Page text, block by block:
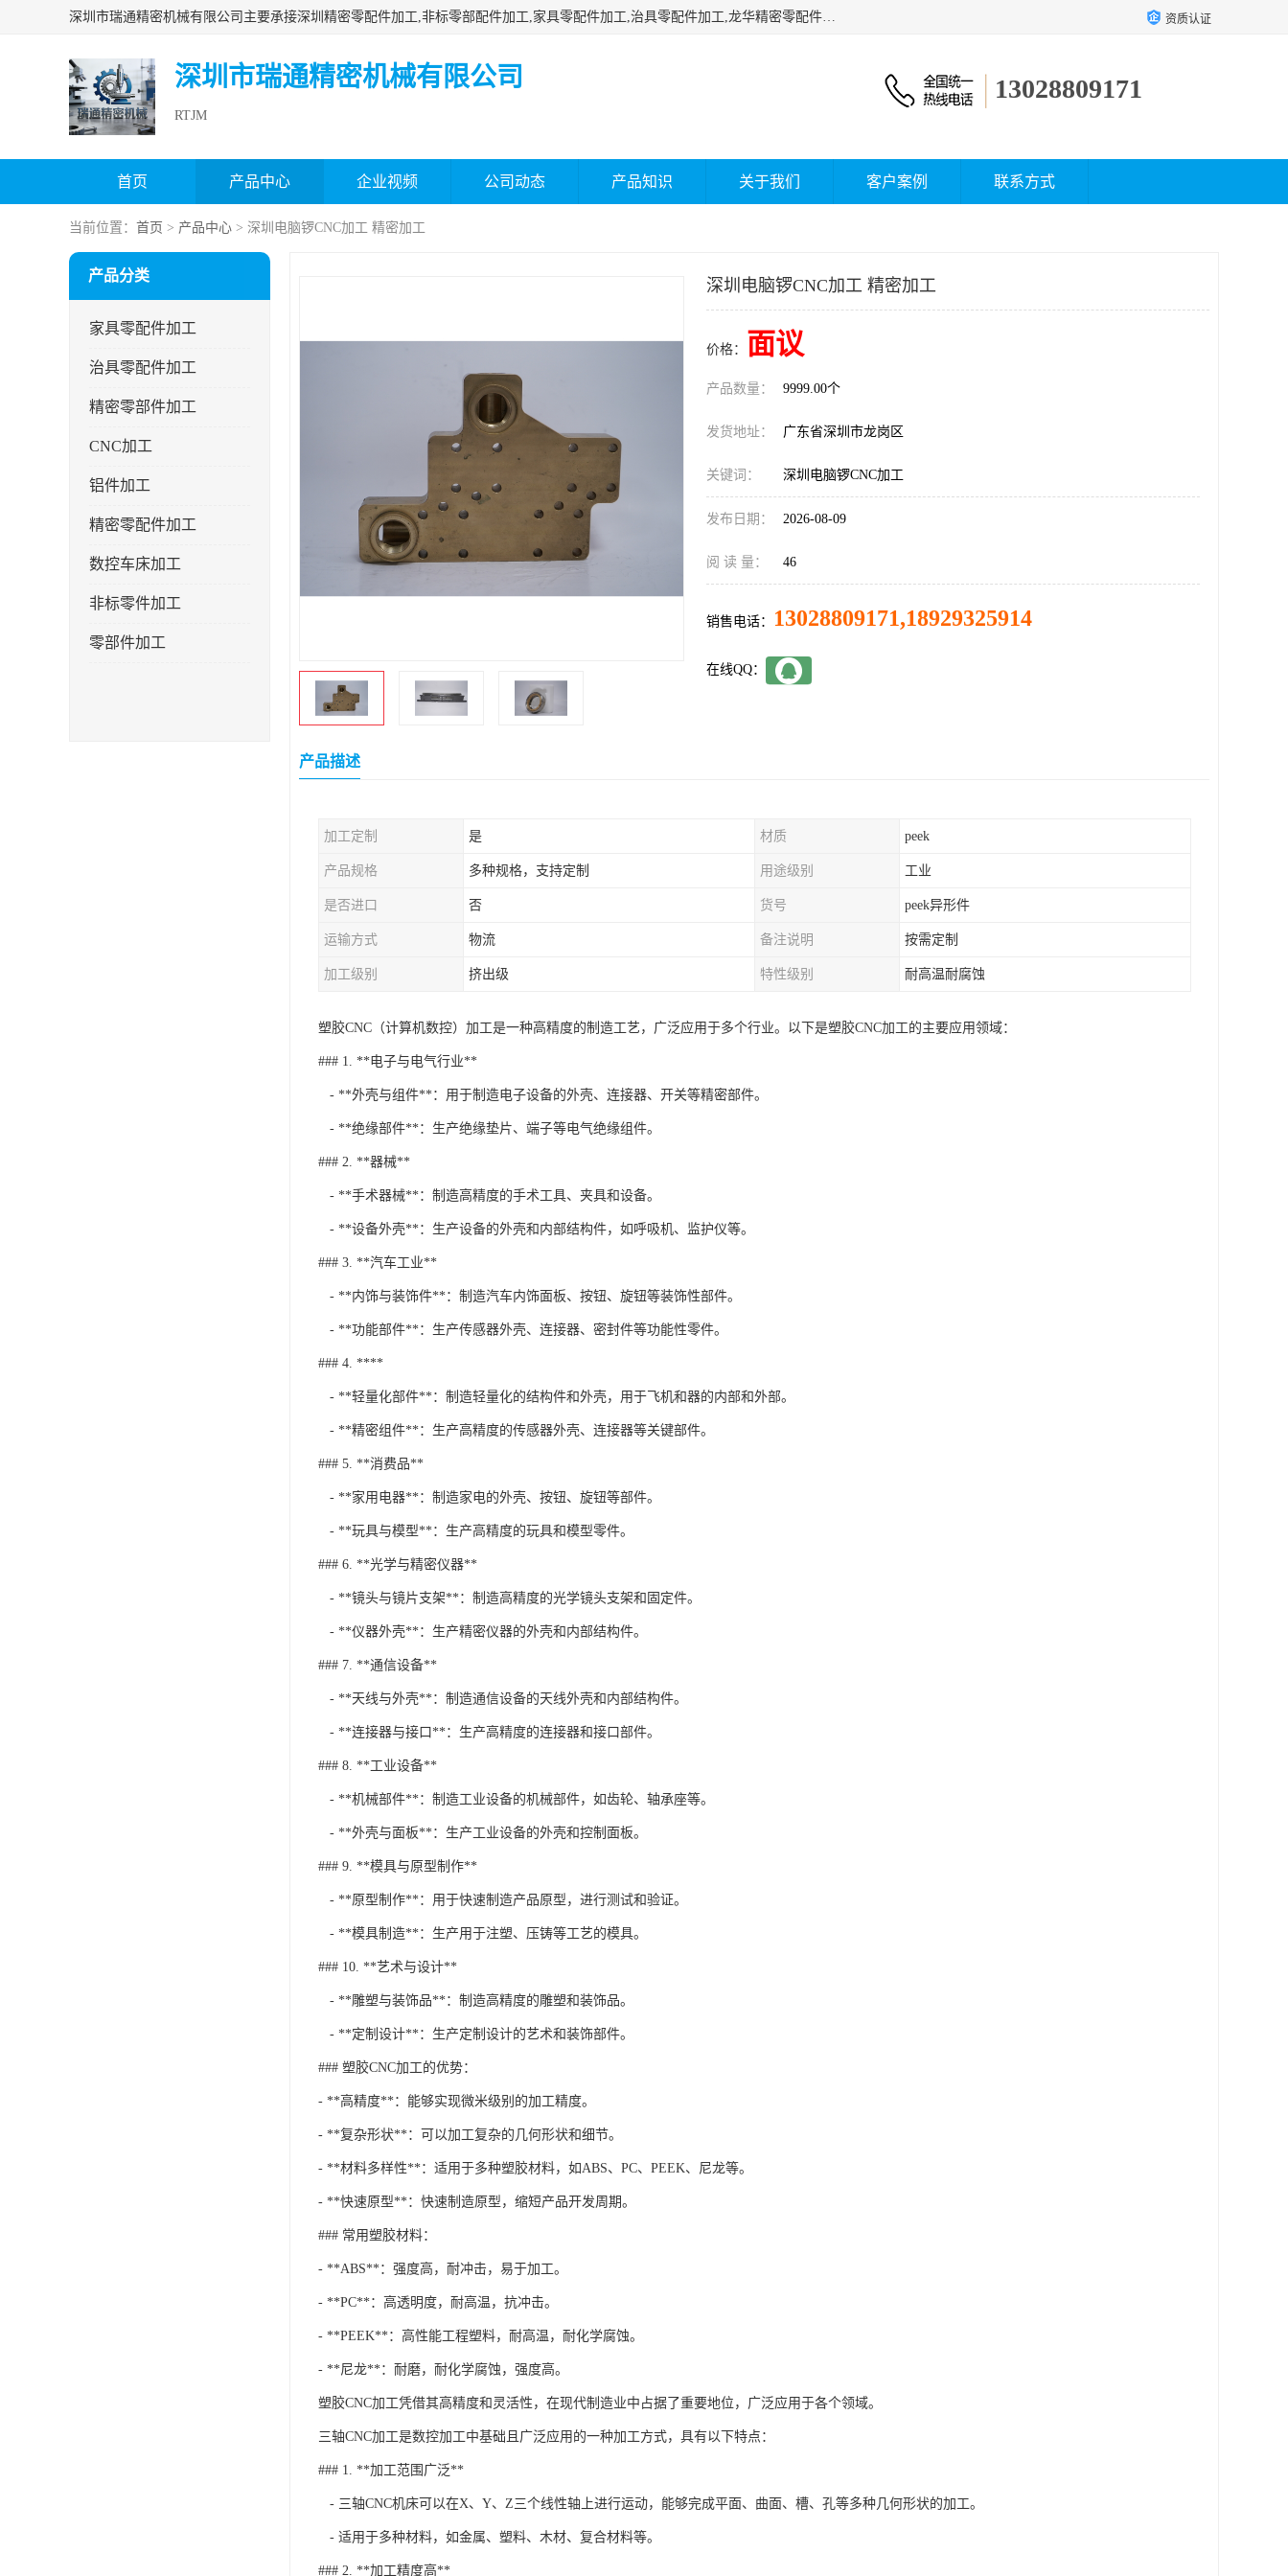
深圳市瑞通精密机械有限公司主要承接深圳精密零配件加工,非标零部配件加工,家具零配件加工,治具零配件加工,龙华精密零配件加工等各种各种精密机械加工，欢迎来来电咨询！ 资质认证
深圳市瑞通精密机械有限公司
RTJM
13028809171
首页 产品中心 企业视频 公司动态 产品知识 关于我们 客户案例 联系方式
当前位置： 首页 > 产品中心 > 深圳电脑锣CNC加工 精密加工
产品分类
家具零配件加工
治具零配件加工
精密零部件加工
CNC加工
铝件加工
精密零配件加工
数控车床加工
非标零件加工
零部件加工
深圳电脑锣CNC加工 精密加工
价格： 面议
产品数量： 9999.00个
发货地址： 广东省深圳市龙岗区
关键词： 深圳电脑锣CNC加工
发布日期： 2026-08-09
阅 读 量： 46
销售电话： 13028809171,18929325914
在线QQ：
产品描述
加工定制 是 材质 peek
产品规格 多种规格，支持定制 用途级别 工业
是否进口 否 货号 peek异形件
运输方式 物流 备注说明 按需定制
加工级别 挤出级 特性级别 耐高温耐腐蚀
塑胶CNC（计算机数控）加工是一种高精度的制造工艺，广泛应用于多个行业。以下是塑胶CNC加工的主要应用领域：
### 1. **电子与电气行业**
- **外壳与组件**：用于制造电子设备的外壳、连接器、开关等精密部件。
- **绝缘部件**：生产绝缘垫片、端子等电气绝缘组件。
### 2. **器械**
- **手术器械**：制造高精度的手术工具、夹具和设备。
- **设备外壳**：生产设备的外壳和内部结构件，如呼吸机、监护仪等。
### 3. **汽车工业**
- **内饰与装饰件**：制造汽车内饰面板、按钮、旋钮等装饰性部件。
- **功能部件**：生产传感器外壳、连接器、密封件等功能性零件。
### 4. ****
- **轻量化部件**：制造轻量化的结构件和外壳，用于飞机和器的内部和外部。
- **精密组件**：生产高精度的传感器外壳、连接器等关键部件。
### 5. **消费品**
- **家用电器**：制造家电的外壳、按钮、旋钮等部件。
- **玩具与模型**：生产高精度的玩具和模型零件。
### 6. **光学与精密仪器**
- **镜头与镜片支架**：制造高精度的光学镜头支架和固定件。
- **仪器外壳**：生产精密仪器的外壳和内部结构件。
### 7. **通信设备**
- **天线与外壳**：制造通信设备的天线外壳和内部结构件。
- **连接器与接口**：生产高精度的连接器和接口部件。
### 8. **工业设备**
- **机械部件**：制造工业设备的机械部件，如齿轮、轴承座等。
- **外壳与面板**：生产工业设备的外壳和控制面板。
### 9. **模具与原型制作**
- **原型制作**：用于快速制造产品原型，进行测试和验证。
- **模具制造**：生产用于注塑、压铸等工艺的模具。
### 10. **艺术与设计**
- **雕塑与装饰品**：制造高精度的雕塑和装饰品。
- **定制设计**：生产定制设计的艺术和装饰部件。
### 塑胶CNC加工的优势：
- **高精度**：能够实现微米级别的加工精度。
- **复杂形状**：可以加工复杂的几何形状和细节。
- **材料多样性**：适用于多种塑胶材料，如ABS、PC、PEEK、尼龙等。
- **快速原型**：快速制造原型，缩短产品开发周期。
### 常用塑胶材料：
- **ABS**：强度高，耐冲击，易于加工。
- **PC**：高透明度，耐高温，抗冲击。
- **PEEK**：高性能工程塑料，耐高温，耐化学腐蚀。
- **尼龙**：耐磨，耐化学腐蚀，强度高。
塑胶CNC加工凭借其高精度和灵活性，在现代制造业中占据了重要地位，广泛应用于各个领域。
三轴CNC加工是数控加工中基础且广泛应用的一种加工方式，具有以下特点：
### 1. **加工范围广泛**
- 三轴CNC机床可以在X、Y、Z三个线性轴上进行运动，能够完成平面、曲面、槽、孔等多种几何形状的加工。
- 适用于多种材料，如金属、塑料、木材、复合材料等。
### 2. **加工精度高**